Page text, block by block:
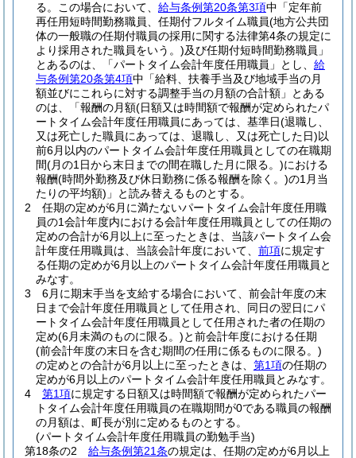
る。
この場合において、 給与条例第20条第3項中「定年前
再任用短時間勤務職員、任期付フルタイム職員(地方公共団
体の一般職の任期付職員の採用に関する法律第4条の規定に
より採用された職員をいう。)及び任期付短時間勤務職員」
とあるのは、「パートタイム会計年度任用職員」とし、 給
与条例第20条第4項中「給料、扶養手当及び地域手当の月
額並びにこれらに対する調整手当の月額の合計額」とある
のは、「報酬の月額(日額又は時間額で報酬が定められたパ
ートタイム会計年度任用職員にあっては、基準日(退職し、
又は死亡した職員にあっては、退職し、又は死亡した日)以
前6月以内のパートタイム会計年度任用職員としての在職期
間(月の1日から末日までの間在職した月に限る。)における
報酬(時間外勤務及び休日勤務に係る報酬を除く。)の1月当
たりの平均額) 」と読み替えるものとする。
2
任期の定めが6月に満たないパートタイム会計年度任用職
員の1会計年度内における会計年度任用職員としての任期の
定めの合計が6月以上に至ったときは、当該パートタイム会
計年度任用職員は、当該会計年度において、 前項に規定す
る任期の定めが6月以上のパートタイム会計年度任用職員と
みなす。
3
6月に期末手当を支給する場合において、前会計年度の末
日まで会計年度任用職員として任用され、同日の翌日にパ
ートタイム会計年度任用職員として任用された者の任期の
定め(6月未満のものに限る。)と前会計年度における任期
(前会計年度の末日を含む期間の任用に係るものに限る。)
の定めとの合計が6月以上に至ったときは、 第1項の任期の
定めが6月以上のパートタイム会計年度任用職員とみなす。
4
第1項に規定する日額又は時間額で報酬が定められたパー
トタイム会計年度任用職員の在職期間が0である職員の報酬
の月額は、町長が別に定めるものとする。
(パートタイム会計年度任用職員の勤勉手当)
第18条の2
給与条例第21条の規定は、任期の定めが6月以上